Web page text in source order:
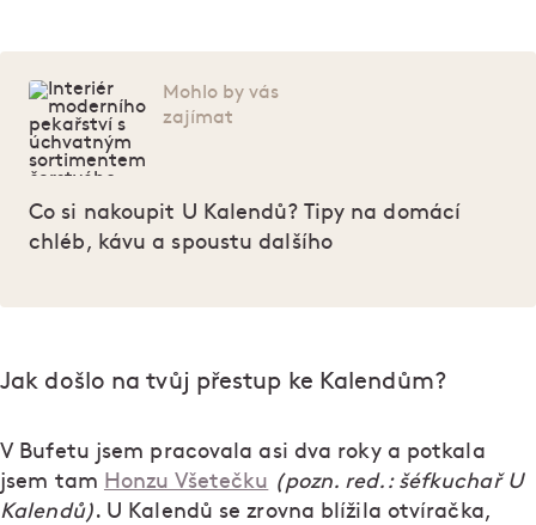
Mohlo by vás
zajímat
Co si nakoupit U Kalendů? Tipy na domácí
chléb, kávu a spoustu dalšího
Jak došlo na tvůj přestup ke Kalendům?
V Bufetu jsem pracovala asi dva roky a potkala
jsem tam Honzu Všetečku (pozn. red.: šéfkuchař U
Kalendů). U Kalendů se zrovna blížila otvíračka,